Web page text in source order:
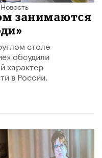
Новость
занимаются
столе
обсудили
характер
в России.